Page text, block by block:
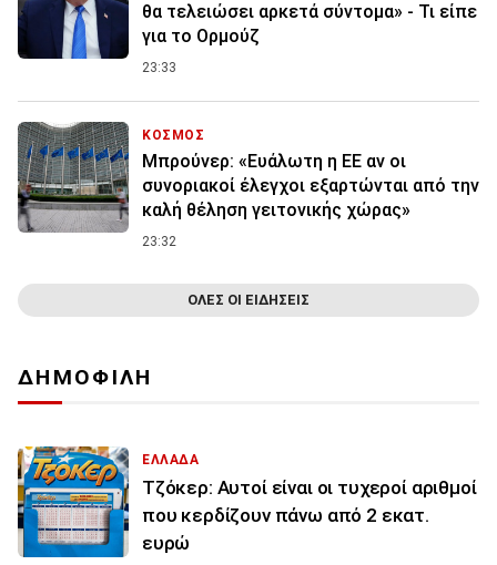
θα τελειώσει αρκετά σύντομα» - Τι είπε
για το Ορμούζ
23:33
ΚΟΣΜΟΣ
Μπρούνερ: «Ευάλωτη η ΕΕ αν οι
συνοριακοί έλεγχοι εξαρτώνται από την
καλή θέληση γειτονικής χώρας»
23:32
ΟΛΕΣ ΟΙ ΕΙΔΗΣΕΙΣ
ΔΗΜΟΦΙΛΗ
ΕΛΛΑΔΑ
Τζόκερ: Αυτοί είναι οι τυχεροί αριθμοί
που κερδίζουν πάνω από 2 εκατ.
ευρώ